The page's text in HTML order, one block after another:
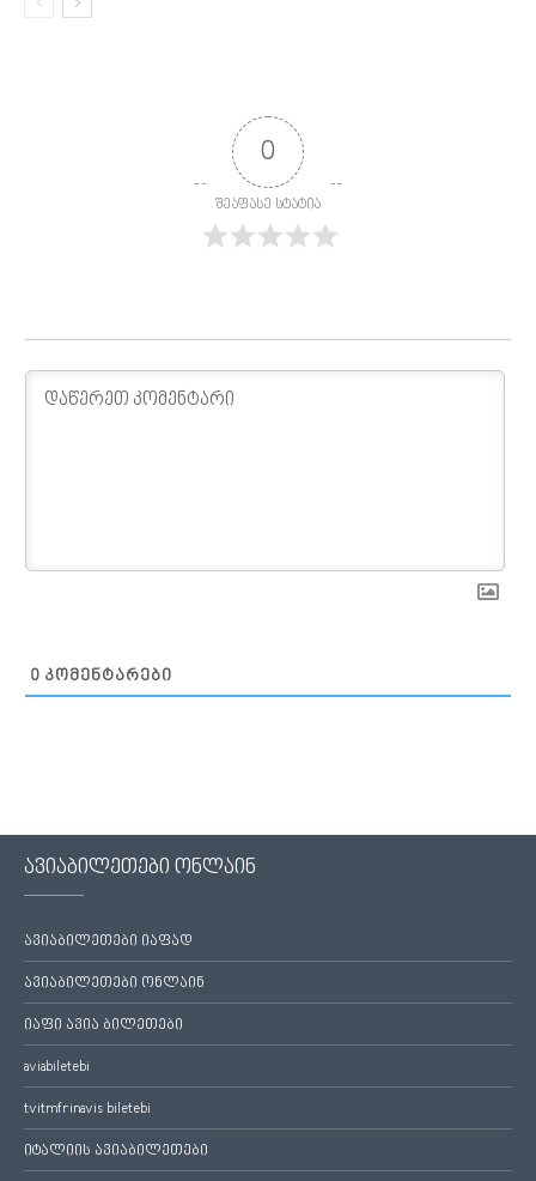
0
შეაფასე სტატია
0 ᲙᲝᲛᲔᲜᲢᲐᲠᲔᲑᲘ
ავიაბილეთები ონლაინ
ავიაბილეთები იაფად
ავიაბილეთები ონლაინ
იაფი ავია ბილეთები
aviabiletebi
tvitmfrinavis biletebi
იტალიის ავიაბილეთები